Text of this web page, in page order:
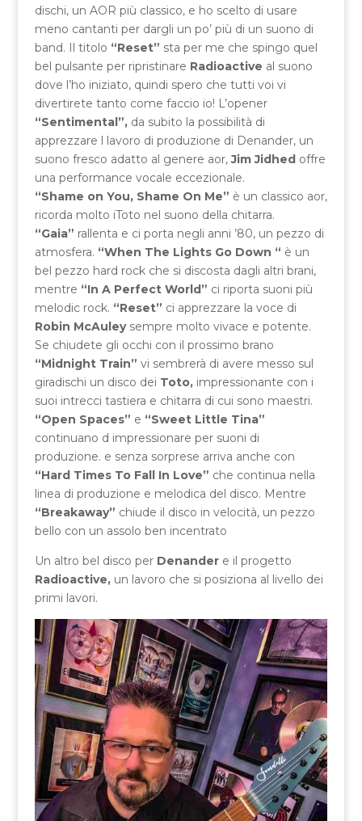
dischi, un AOR più classico, e ho scelto di usare
meno cantanti per dargli un po’ più di un suono di
band. Il titolo “Reset” sta per me che spingo quel
bel pulsante per ripristinare Radioactive al suono
dove l’ho iniziato, quindi spero che tutti voi vi
divertirete tanto come faccio io! L’opener
“Sentimental”,da subito la possibilità di
apprezzare l lavoro di produzione di Denander, un
suono fresco adatto al genere aor,Jim Jidhed offre
una performance vocale eccezionale.
“Shame on You, Shame On Me” è un classico aor,
ricorda molto iToto nel suono della chitarra.
“Gaia” rallenta e ci porta negli anni ’80, un pezzo di
atmosfera. “When The Lights Go Down “ è un
bel pezzo hard rock che si discosta dagli altri brani,
mentre “In A Perfect World” ci riporta suoni più
melodic rock. “Reset” ci apprezzare la voce di
Robin McAuley sempre molto vivace e potente.
Se chiudete gli occhi con il prossimo brano
“Midnight Train” vi sembrerà di avere messo sul
giradischi un disco dei Toto,impressionante con i
suoi intrecci tastiera e chitarra di cui sono maestri.
“Open Spaces” e “Sweet Little Tina”
continuano d impressionare per suoni di
produzione. e senza sorprese arriva anche con
“Hard Times To Fall In Love” che continua nella
linea di produzione e melodica del disco. Mentre
“Breakaway” chiude il disco in velocità, un pezzo
bello con un assolo ben incentrato
Un altro bel disco per Denander e il progetto
Radioactive,un lavoro che si posiziona al livello dei
primi lavori.